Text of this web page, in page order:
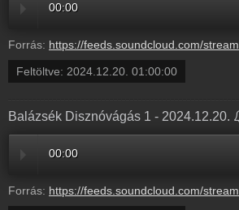
00:00
Forrás: https://feeds.soundcloud.com/stream/1990563971-radio1hungary-balazsek-disznovagas-1.mp3
Feltöltve: 2024.12.20. 01:00:00
Balázsék Disznóvágás 1 - 2024.12.20.
00:00
Forrás: https://feeds.soundcloud.com/stream/1990563971-radio1hungary-balazsek-disznovagas-1.mp3